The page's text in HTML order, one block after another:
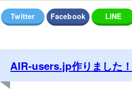
AIR-users.jp作りました！